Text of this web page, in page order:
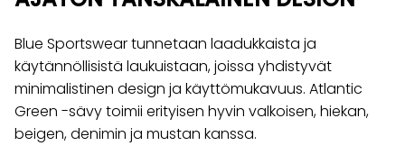
Blue Sportswear tunnetaan laadukkaista ja
käytännöllisistä laukuistaan, joissa yhdistyvät
minimalistinen design ja käyttömukavuus. Atlantic
Green -sävy toimii erityisen hyvin valkoisen, hiekan,
beigen, denimin ja mustan kanssa.